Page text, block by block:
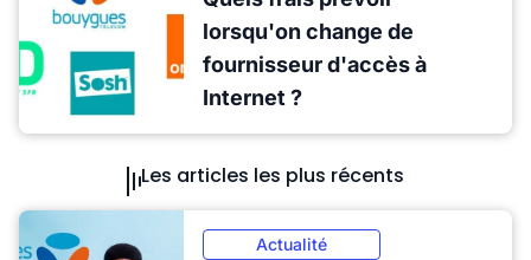
lorsqu'on change de
fournisseur d'accès à
Internet ?
Les articles les plus récents
Actualité